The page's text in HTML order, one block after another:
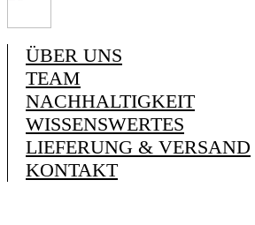
ÜBER UNS
TEAM
NACHHALTIGKEIT
WISSENSWERTES
LIEFERUNG & VERSAND
KONTAKT